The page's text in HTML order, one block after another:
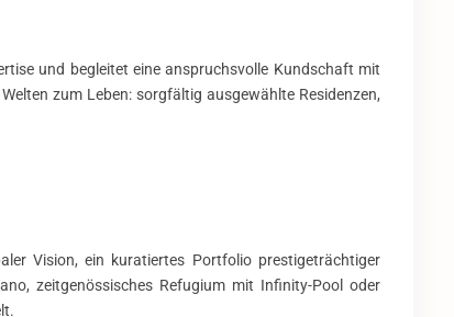
und begleitet eine anspruchsvolle Kundschaft mit
zum Leben: sorgfältig ausgewählte Residenzen,
Vision, ein kuratiertes Portfolio prestigeträchtiger
zeitgenössisches Refugium mit Infinity-Pool oder